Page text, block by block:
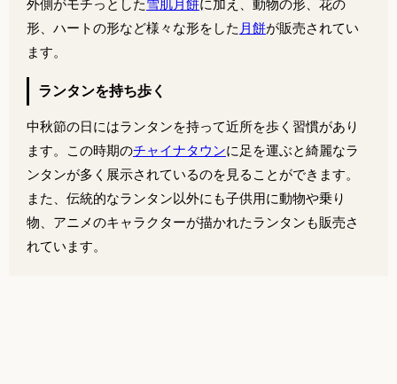
外側がモチっとした雪肌月餅に加え、動物の形、花の
形、ハートの形など様々な形をした 月餅が販売されてい
ます。
ランタンを持ち歩く
中秋節の日にはランタンを持って近所を歩く習慣があり
ます。この時期のチャイナタウンに足を運ぶと綺麗なラ
ンタンが多く展示されているのを見ることができます。
また、伝統的なランタン以外にも子供用に動物や乗り
物、アニメのキャラクターが描かれたランタンも販売さ
れています。